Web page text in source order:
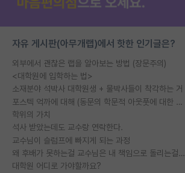
자유 게시판(아무개랩)에서 핫한 인기글은?
외부에서 괜찮은 랩을 알아보는 방법 (장문주의)
<대학원에 입학하는 법>
소재분야 석박사 대학원생 + 물박사들이 착각하는 거
포스텍 억까에 대해 (동문의 학문적 아웃풋에 대한 반박)
학위의 가치
석사 받았는데도 교수랑 연락한다.
교수님이 슬럼프에 빠지게 되는 과정
왜 후배가 못하는걸 교수님은 내 책임으로 돌리는걸까요?
대학원 어디로 가야할까요?